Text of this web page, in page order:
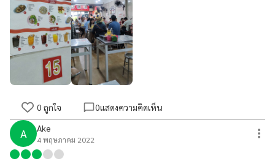
0 ถูกใจ 0แสดงความคิดเห็น
A Ake
4 พฤษภาคม 2022